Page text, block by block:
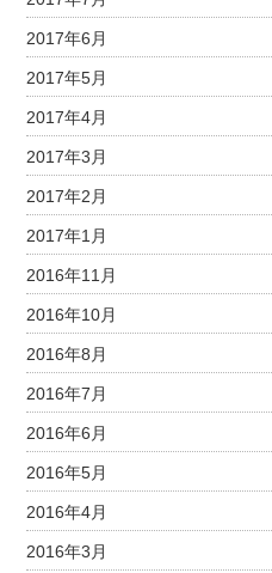
2017年6月
2017年5月
2017年4月
2017年3月
2017年2月
2017年1月
2016年11月
2016年10月
2016年8月
2016年7月
2016年6月
2016年5月
2016年4月
2016年3月